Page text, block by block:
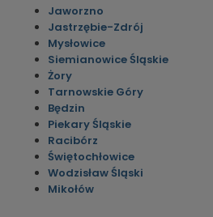
Jaworzno
Jastrzębie-Zdrój
Mysłowice
Siemianowice Śląskie
Żory
Tarnowskie Góry
Będzin
Piekary Śląskie
Racibórz
Świętochłowice
Wodzisław Śląski
Mikołów